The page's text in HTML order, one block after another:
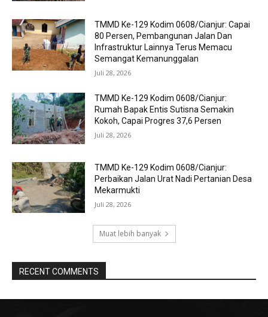
TMMD Ke-129 Kodim 0608/Cianjur: Capai
80 Persen, Pembangunan Jalan Dan
Infrastruktur Lainnya Terus Memacu
Semangat Kemanunggalan
Juli 28, 2026
TMMD Ke-129 Kodim 0608/Cianjur:
Rumah Bapak Entis Sutisna Semakin
Kokoh, Capai Progres 37,6 Persen
Juli 28, 2026
TMMD Ke-129 Kodim 0608/Cianjur:
Perbaikan Jalan Urat Nadi Pertanian Desa
Mekarmukti
Juli 28, 2026
Muat lebih banyak
RECENT COMMENTS